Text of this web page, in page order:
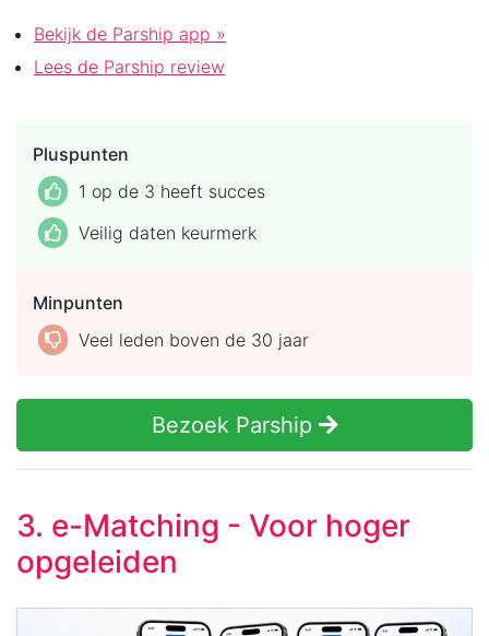
Bekijk de Parship app »
Lees de Parship review
Pluspunten
1 op de 3 heeft succes
Veilig daten keurmerk
Minpunten
Veel leden boven de 30 jaar
Bezoek Parship
3. e-Matching - Voor hoger
opgeleiden